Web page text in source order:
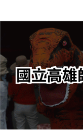
轉
要
內
容